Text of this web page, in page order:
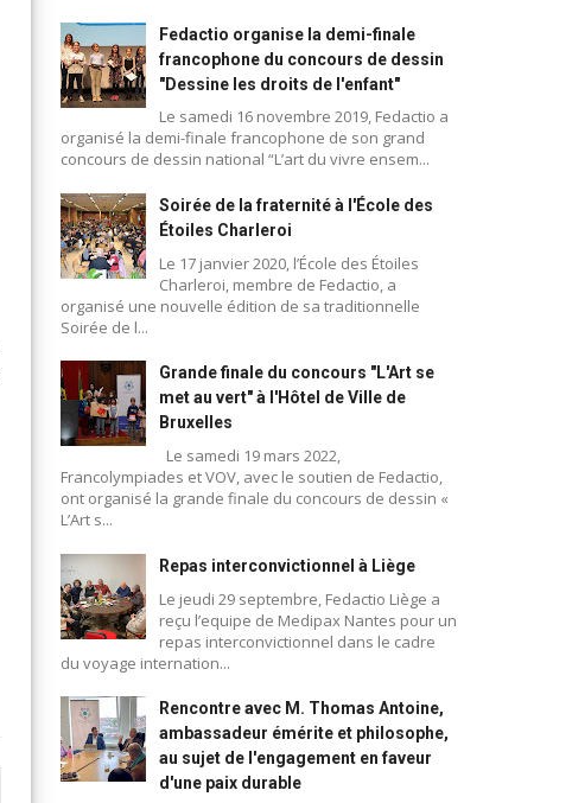
Fedactio organise la demi-finale
francophone du concours de dessin
"Dessine les droits de l'enfant"
Le samedi 16 novembre 2019, Fedactio a
organisé la demi-finale francophone de son grand
concours de dessin national “L’art du vivre ensem...
Soirée de la fraternité à l'École des
Étoiles Charleroi
Le 17 janvier 2020, l’École des Étoiles
Charleroi, membre de Fedactio, a
organisé une nouvelle édition de sa traditionnelle
Soirée de l...
Grande finale du concours "L'Art se
met au vert" à l'Hôtel de Ville de
Bruxelles
Le samedi 19 mars 2022,
Francolympiades et VOV, avec le soutien de Fedactio,
ont organisé la grande finale du concours de dessin «
L’Art s...
Repas interconvictionnel à Liège
Le jeudi 29 septembre, Fedactio Liège a
reçu l’equipe de Medipax Nantes pour un
repas interconvictionnel dans le cadre
du voyage internation...
Rencontre avec M. Thomas Antoine,
ambassadeur émérite et philosophe,
au sujet de l'engagement en faveur
d'une paix durable